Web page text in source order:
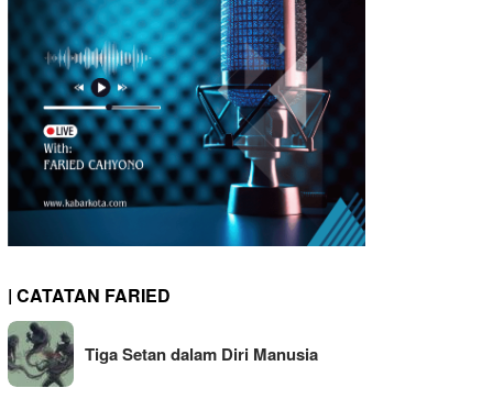
| CATATAN FARIED
Tiga Setan dalam Diri Manusia